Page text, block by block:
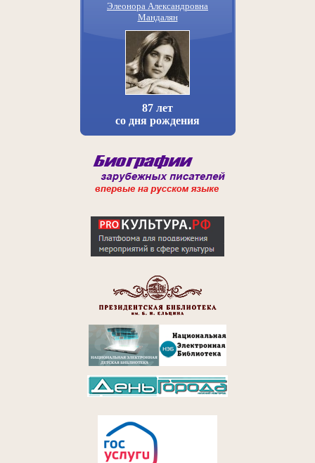
Элеонора Александровна
Мандалян
87 лет
со дня рождения